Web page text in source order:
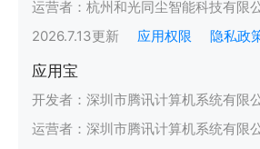
运营者： 杭州和光同尘智能科技有限
2026.7.13更新 应用权限 隐私政
应用宝
开发者： 深圳市腾讯计算机系统有限
运营者： 深圳市腾讯计算机系统有限